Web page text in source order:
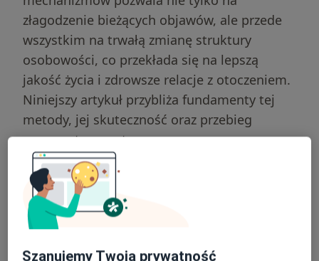
złagodzenie bieżących objawów, ale przede
wszystkim na trwałą zmianę struktury
osobowości, co przekłada się na lepszą
jakość życia i zdrowsze relacje z otoczeniem.
Niniejszy artykuł przybliża fundamenty tej
metody, jej skuteczność oraz przebieg
procesu terapeutycznego.
Psychoterapia
psychodynamiczna –
Szanujemy Twoją prywatność